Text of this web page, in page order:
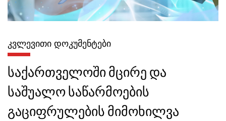
ᲙᲕᲚᲔᲕᲘᲗᲘ ᲓᲝᲙᲣᲛᲔᲜᲢᲔᲑᲘ
საქართველოში მცირე და
საშუალო საწარმოების
გაციფრულების მიმოხილვა